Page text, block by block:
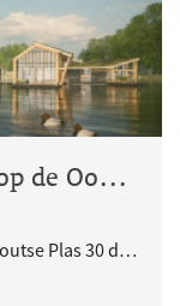
't Blauw - Drijvend wonen op de Oosterhoutse plas
Gemeente Nijmegen gaat in de Oosterhoutse Plas 30 drijvende woningen laten bouwen. Daarnaast wordt het aangrenzende openbare gebied heringericht. De gemeente is op zoek gegaan naar een ontwikkelaar via een aanbestedingsprocedure. Bouwbedrijf